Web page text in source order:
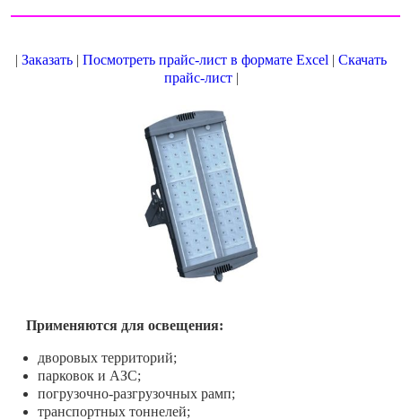
| Заказать | Посмотреть прайс-лист в формате Excel | Скачать
прайс-лист|
Применяются для освещения:
дворовых территорий;
парковок и АЗС;
погрузочно-разгрузочных рамп;
транспортных тоннелей;